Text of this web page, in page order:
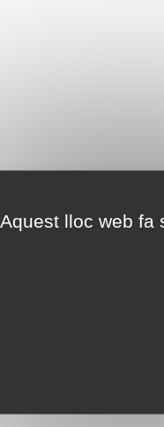
Aquest lloc web fa